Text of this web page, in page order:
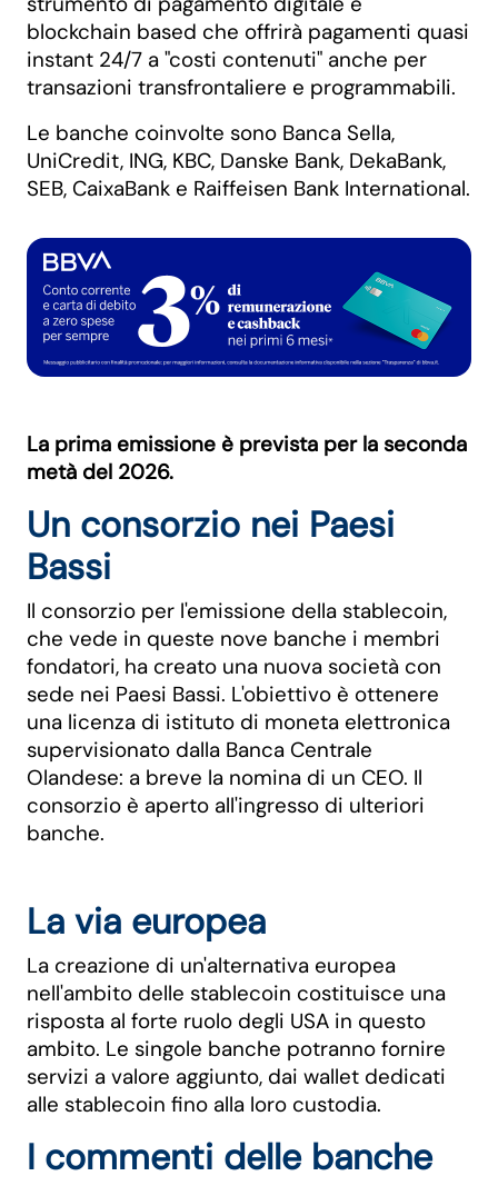
blockchain based che offrirà pagamenti quasi
instant 24/7 a "costi contenuti" anche per
transazioni transfrontaliere e programmabili.
Le banche coinvolte sono Banca Sella,
UniCredit, ING, KBC, Danske Bank, DekaBank,
SEB, CaixaBank e Raiffeisen Bank International.
La prima emissione è prevista per la seconda
metà del 2026.
Un consorzio nei Paesi
Bassi
Il consorzio per l'emissione della stablecoin,
che vede in queste nove banche i membri
fondatori, ha creato una nuova società con
sede nei Paesi Bassi. L'obiettivo è ottenere
una licenza di istituto di moneta elettronica
supervisionato dalla Banca Centrale
Olandese: a breve la nomina di un CEO. Il
consorzio è aperto all'ingresso di ulteriori
banche.
La via europea
La creazione di un'alternativa europea
nell'ambito delle stablecoin costituisce una
risposta al forte ruolo degli USA in questo
ambito. Le singole banche potranno fornire
servizi a valore aggiunto, dai wallet dedicati
alle stablecoin fino alla loro custodia.
I commenti delle banche